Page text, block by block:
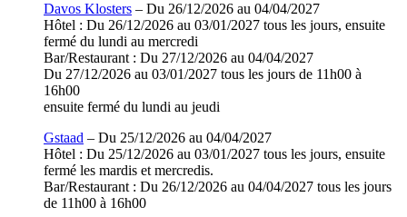
Davos Klosters – Du 26/12/2026 au 04/04/2027
Hôtel : Du 26/12/2026 au 03/01/2027 tous les jours, ensuite
fermé du lundi au mercredi
Bar/Restaurant : Du 27/12/2026 au 04/04/2027
Du 27/12/2026 au 03/01/2027 tous les jours de 11h00 à
16h00
ensuite fermé du lundi au jeudi
Gstaad – Du 25/12/2026 au 04/04/2027
Hôtel : Du 25/12/2026 au 03/01/2027 tous les jours, ensuite
fermé les mardis et mercredis.
Bar/Restaurant : Du 26/12/2026 au 04/04/2027 tous les jours
de 11h00 à 16h00